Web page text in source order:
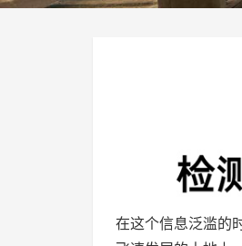
在这个信息泛滥的